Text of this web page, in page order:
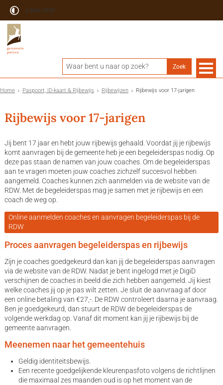
Lees voor
Home Paspoort, ID-kaart & Rijbewijs Rijbewijzen Rijbewijs voor 17-jarigen
Rijbewijs voor 17-jarigen
Jij bent 17 jaar en hebt jouw rijbewijs gehaald. Voordat jij je rijbewijs
komt aanvragen bij de gemeente heb je een begeleiderspas nodig. Op
deze pas staan de namen van jouw coaches. Om de begeleiderspas
aan te vragen moeten jouw coaches zichzelf succesvol hebben
aangemeld. Coaches kunnen zich aanmelden via de website van de
RDW. Met de begeleiderspas mag je samen met je rijbewijs en een
coach de weg op.
Online aanmelden coaches en aanvragen begeleiderspas bij de
RDW
Proces aanvragen begeleiderspas en rijbewijs
Zijn je coaches goedgekeurd dan kan jij de begeleiderspas aanvragen
via de website van de RDW. Nadat je bent ingelogd met je DigiD
verschijnen de coaches in beeld die zich hebben aangemeld. Jij kiest
welke coaches jij op je pas wilt zetten. Je sluit de aanvraag af door
een online betaling van €27,-. De RDW controleert daarna je aanvraag.
Ben je goedgekeurd, dan stuurt de RDW de begeleiderspas de
volgende werkdag op. Vanaf dit moment kan jij je rijbewijs bij de
gemeente aanvragen.
Meenemen naar het gemeentehuis
Geldig identiteitsbewijs.
Een recente goedgelijkende kleurenpasfoto volgens de richtlijnen
die maximaal zes maanden oud is op het moment van de